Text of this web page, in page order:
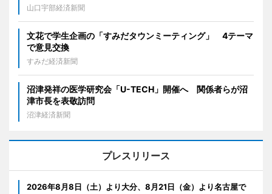
山口宇部経済新聞
文花で学生企画の「すみだタウンミーティング」 4テーマ
で意見交換
すみだ経済新聞
沼津発祥の医学研究会「U-TECH」開催へ 関係者らが沼
津市長を表敬訪問
沼津経済新聞
プレスリリース
2026年8月8日（土）より大分、8月21日（金）より名古屋で